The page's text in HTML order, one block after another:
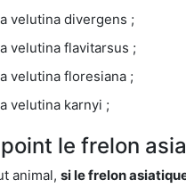
velutina divergens ;
velutina flavitarsus ;
velutina floresiana ;
velutina karnyi ;
le frelon
animal, si le frelon